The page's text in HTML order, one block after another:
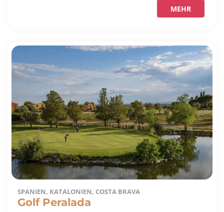
MEHR
SPANIEN, KATALONIEN, COSTA BRAVA
Golf Peralada